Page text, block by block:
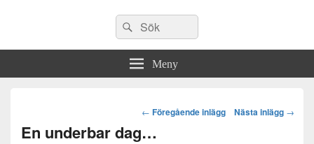
Sök
efter:
Sök
Meny
Post
← Föregående inlägg Nästa inlägg →
En underbar dag…